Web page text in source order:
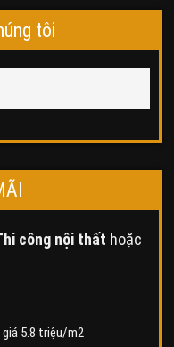
tôi
công nội thất hoặc
5.8 triệu/m2